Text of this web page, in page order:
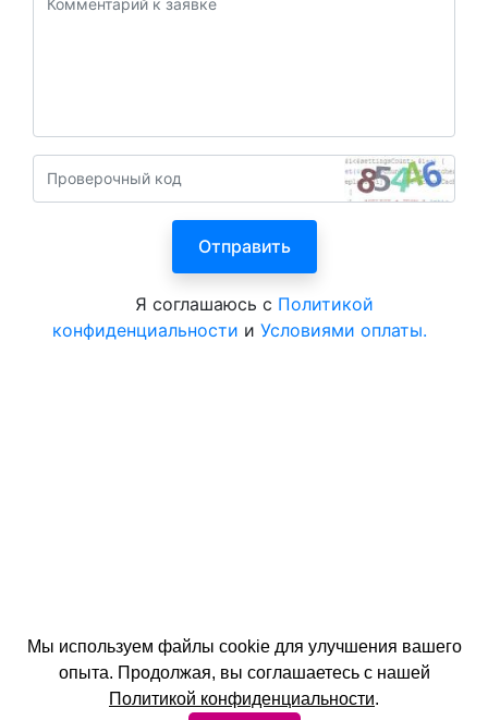
Мы используем файлы cookie для улучшения вашего
опыта. Продолжая, вы соглашаетесь с нашей
Политикой конфиденциальности.
Я соглашаюсь с Политикой
конфиденциальности и Условиями оплаты.
© 2026 год. Официальный сайт ЦентрКурорт.